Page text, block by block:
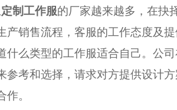
定制工作服的厂家越来越多，在抉
产销售流程，客服的工作态度及
什么类型的工作服适合自己。公
参考和选择，请求对方提供设计
作。